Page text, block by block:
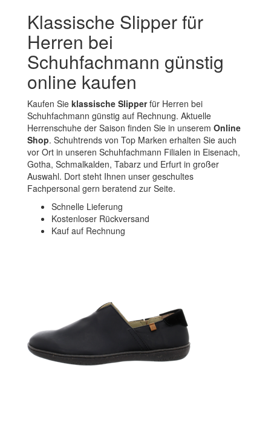
Klassische Slipper für
Herren bei
Schuhfachmann günstig
online kaufen
Kaufen Sie klassische Slipperfür Herren bei
Schuhfachmann günstig auf Rechnung. Aktuelle
Herrenschuhe der Saison finden Sie in unserem Online
Shop. Schuhtrends von Top Marken erhalten Sie auch
vor Ort in unseren Schuhfachmann Filialen in Eisenach,
Gotha, Schmalkalden, Tabarz und Erfurt in großer
Auswahl. Dort steht Ihnen unser geschultes
Fachpersonal gern beratend zur Seite.
Schnelle Lieferung
Kostenloser Rückversand
Kauf auf Rechnung